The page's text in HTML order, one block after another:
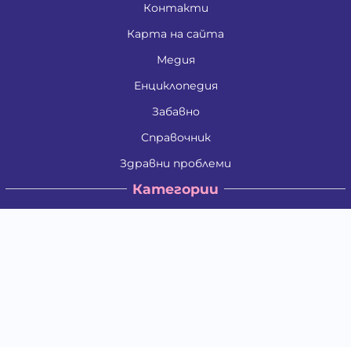
Контакти
Карта на сайта
Медия
Енциклопедия
Забавно
Справочник
Здравни проблеми
Категории
Кучета